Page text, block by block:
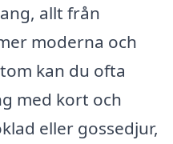
allt från
moderna och
kan du ofta
med kort och
eller gossedjur,